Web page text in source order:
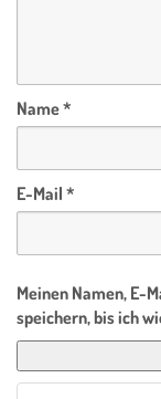
Name*
E-Mail *
Meinen Namen, E-
speichern, bis ich